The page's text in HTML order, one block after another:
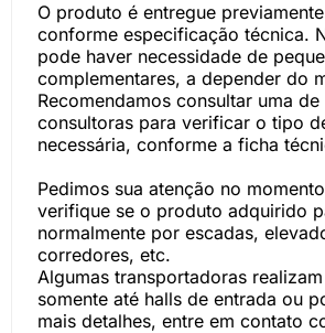
O produto é entregue
conforme especificação técnica.
pode haver necessidade de
complementares, a depender do
Recomendamos consultar uma de
consultoras para verificar o tipo
necessária, conforme a ficha
Pedimos sua atenção no
verifique se o produto adquirido
normalmente por escadas,
corredores, etc.
Algumas transportadoras
somente até halls de entrada ou
mais detalhes, entre em contato